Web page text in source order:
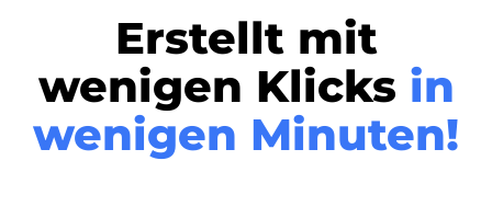
Erstellt mit
wenigen Klicks in
wenigen Minuten!